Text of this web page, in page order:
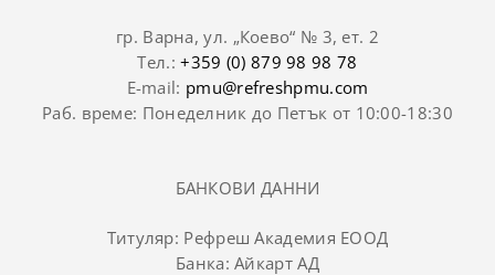
гр. Варна, ул. „Коево“ № 3, ет. 2
Тел.:+359 (0) 879 98 98 78
E-mail: pmu@refreshpmu.com
Раб. време: Понеделник до Петък от 10:00-18:30
БАНКОВИ ДАННИ
Титуляр: Рефреш Академия ЕООД
Банка: Айкарт АД